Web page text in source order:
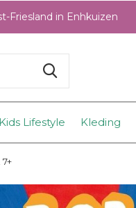
Kids Lifestyle Kleding
Friesland in Enhkuizen